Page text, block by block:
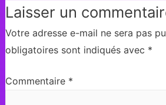
Laisser un
Votre adresse e-mail ne sera pas
obligatoires sont indiqués avec *
Commentaire *